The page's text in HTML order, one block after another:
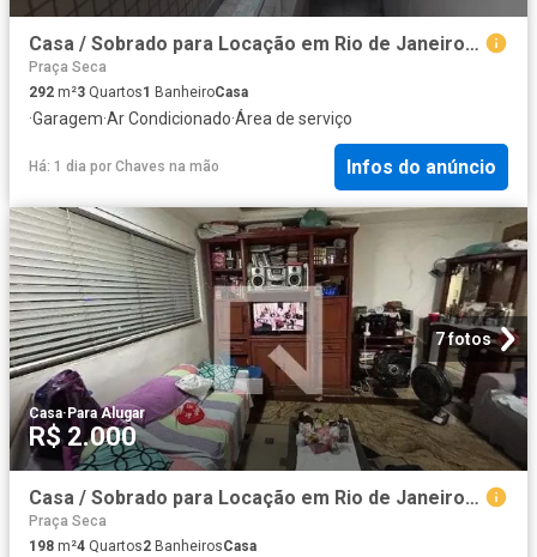
Casa / Sobrado para Locação em Rio de Janeiro/RJ Praça Seca 3 Quartos
Praça Seca
292 m²3 Quartos1 BanheiroCasa
·Garagem·Ar Condicionado·Área de serviço
Há: 1 dia por Chaves na mão Infos do anúncio
7 fotos
Casa· Para Alugar
R$ 2.000
Casa / Sobrado para Locação em Rio de Janeiro/RJ Campinho 4 Quartos
Praça Seca
198 m²4 Quartos2 BanheirosCasa